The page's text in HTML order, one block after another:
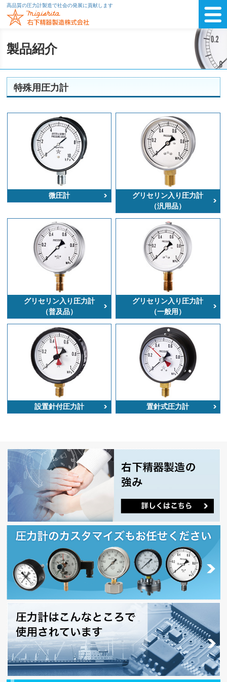
高品質の圧力計製造で社会の発展に貢献します
製品紹介
特殊用圧力計
微圧計
グリセリン入り圧力計
（汎用品）
グリセリン入り圧力計
（普及品）
グリセリン入り圧力計
（一般用）
設置針付圧力計 置針式圧力計